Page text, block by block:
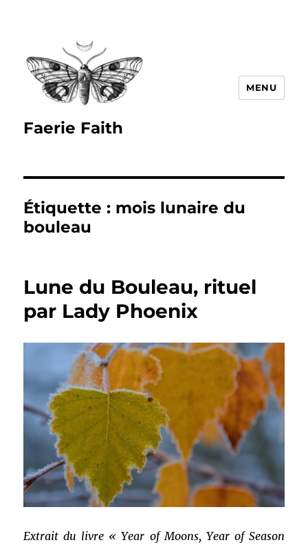
Faerie Faith
MENU
Étiquette : mois lunaire du
bouleau
Lune du Bouleau, rituel
par Lady Phoenix
Extrait du livre « Year of Moons, Year of Season